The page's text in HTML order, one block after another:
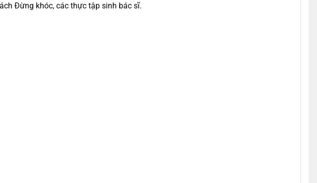
Đừng khóc, các thực tập sinh bác sĩ.